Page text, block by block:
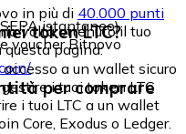
istantaneo)
voucher Bitnovo
in più di 40.000 punti
volta ottenuto il tuo
pagina:
token LTC?
a un wallet sicuro
i tuoi token LTC
i tuoi LTC a un wallet
Core, Exodus o Ledger.
per comprare